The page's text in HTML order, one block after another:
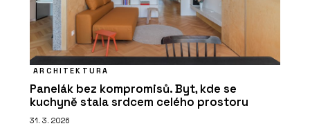
ARCHITEKTURA
Panelák bez kompromisů. Byt, kde se
kuchyně stala srdcem celého prostoru
31. 3. 2026